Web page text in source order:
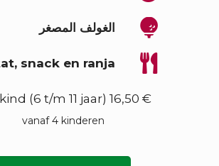
الغولف المصغر
snack en ranja
€ 16,50 per kind (6 t/m 11 jaar)
vanaf 4 kinderen